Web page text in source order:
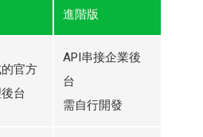
進階版
官方
台
API串接企業後
台
需自行開發